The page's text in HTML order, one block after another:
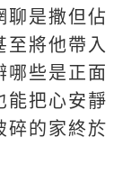
聊是撒但佔
至將他帶入
哪些是正面
能把心安靜
碎的家終於